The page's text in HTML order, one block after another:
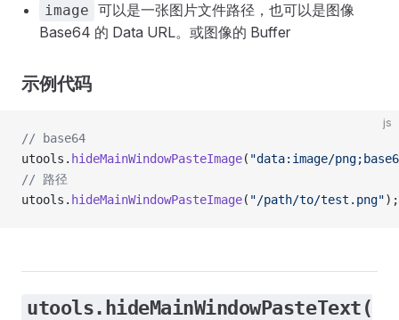
image 可以是一张图片文件路径，也可以是图像
Base64 的 Data URL。或图像的 Buffer
示例代码
js
// base64
utools. hideMainWindowPasteImage( "data:image/
// 路径
utools. hideMainWindowPasteImage( "/path/to/test.png");
utools.hideMainWindowPasteText(